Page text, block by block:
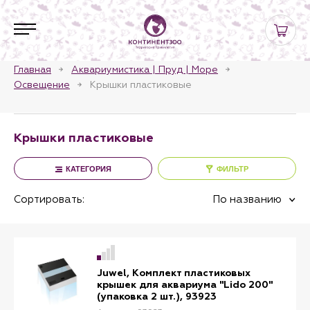
Главная
Аквариумистика | Пруд | Море
Освещение
Крышки пластиковые
Крышки пластиковые
КАТЕГОРИЯ ФИЛЬТР
Сортировать: По названию
Juwel, Комплект пластиковых
крышек для аквариума "Lido 200"
(упаковка 2 шт.), 93923